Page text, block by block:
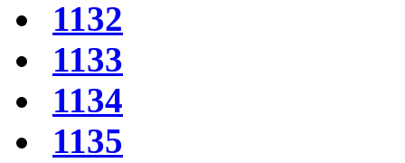
1132
1133
1134
1135